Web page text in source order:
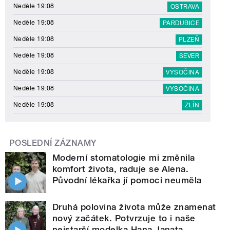
Neděle 19:08 OSTRAVA
Neděle 19:08 PARDUBICE
Neděle 19:08 PLZEŇ
Neděle 19:08 SEVER
Neděle 19:08 VYSOČINA
Neděle 19:08 VYSOČINA
Neděle 19:08 ZLÍN
POSLEDNÍ ZÁZNAMY
Moderní stomatologie mi změnila
komfort života, raduje se Alena.
Původní lékařka jí pomoci neuměla
Druhá polovina života může znamenat
nový začátek. Potvrzuje to i naše